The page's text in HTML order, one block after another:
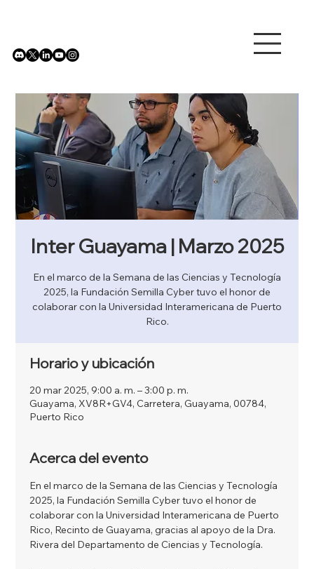
Inter Guayama | Marzo 2025
En el marco de la Semana de las Ciencias y Tecnología
2025, la Fundación Semilla Cyber tuvo el honor de
colaborar con la Universidad Interamericana de Puerto
Rico.
Horario y ubicación
20 mar 2025, 9:00 a. m. – 3:00 p. m.
Guayama, XV8R+GV4, Carretera, Guayama, 00784,
Puerto Rico
Acerca del evento
En el marco de la Semana de las Ciencias y Tecnología
2025, la Fundación Semilla Cyber tuvo el honor de
colaborar con la Universidad Interamericana de Puerto
Rico, Recinto de Guayama, gracias al apoyo de la Dra.
Rivera del Departamento de Ciencias y Tecnología.